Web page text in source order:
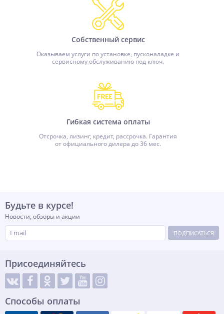
Собственный сервис
Оказываем услуги по установке, пусконаладке и
сервисному обслуживанию под ключ.
Гибкая система оплаты
Отсрочка, лизинг, кредит, рассрочка. Гарантия
от официального дилера до 36 мес.
Будьте в курсе!
Новости, обзоры и акции
ПОДПИСАТЬСЯ
Присоединяйтесь
Способы оплаты